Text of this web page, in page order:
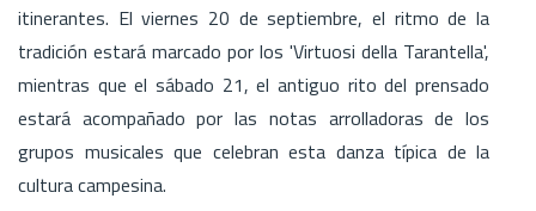
itinerantes. El viernes 20 de septiembre, el ritmo de la
tradición estará marcado por los 'Virtuosi della Tarantella',
mientras que el sábado 21, el antiguo rito del prensado
estará acompañado por las notas arrolladoras de los
grupos musicales que celebran esta danza típica de la
cultura campesina.